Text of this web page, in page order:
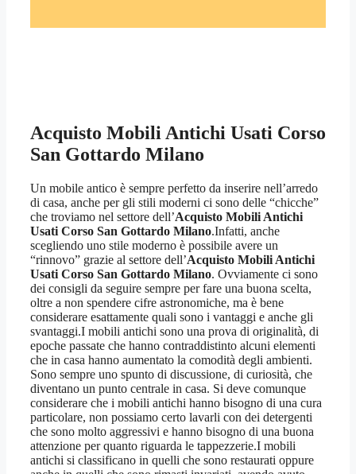
Acquisto Mobili Antichi Usati Corso
San Gottardo Milano
Un mobile antico è sempre perfetto da inserire nell’arredo
di casa, anche per gli stili moderni ci sono delle “chicche”
che troviamo nel settore dell’Acquisto Mobili Antichi
Usati Corso San Gottardo Milano.Infatti, anche
scegliendo uno stile moderno è possibile avere un
“rinnovo” grazie al settore dell’Acquisto Mobili Antichi
Usati Corso San Gottardo Milano. Ovviamente ci sono
dei consigli da seguire sempre per fare una buona scelta,
oltre a non spendere cifre astronomiche, ma è bene
considerare esattamente quali sono i vantaggi e anche gli
svantaggi.I mobili antichi sono una prova di originalità, di
epoche passate che hanno contraddistinto alcuni elementi
che in casa hanno aumentato la comodità degli ambienti.
Sono sempre uno spunto di discussione, di curiosità, che
diventano un punto centrale in casa. Si deve comunque
considerare che i mobili antichi hanno bisogno di una cura
particolare, non possiamo certo lavarli con dei detergenti
che sono molto aggressivi e hanno bisogno di una buona
attenzione per quanto riguarda le tappezzerie.I mobili
antichi si classificano in quelli che sono restaurati oppure